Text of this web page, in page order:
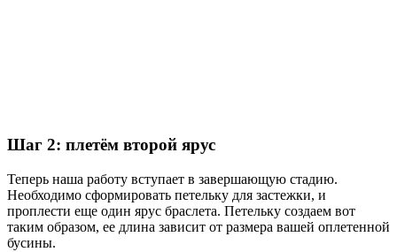
Шаг 2: плетём второй ярус
Теперь наша работу вступает в завершающую стадию.
Необходимо сформировать петельку для застежки, и
проплести еще один ярус браслета. Петельку создаем вот
таким образом, ее длина зависит от размера вашей оплетенной
бусины.